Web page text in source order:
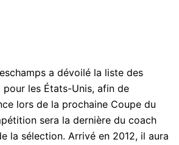
a dévoilé la liste des
les États-Unis, afin de
lors de la prochaine Coupe du
sera la dernière du coach
la sélection. Arrivé en 2012, il aura